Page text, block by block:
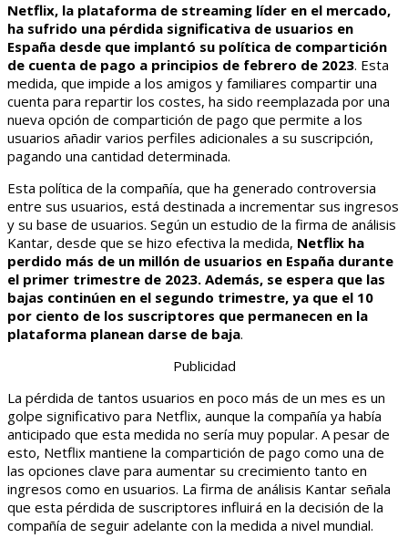
Netflix, la plataforma de streaming líder en el mercado,
ha sufrido una pérdida significativa de usuarios en
España desde que implantó su política de compartición
de cuenta de pago a principios de febrero de 2023. Esta
medida, que impide a los amigos y familiares compartir una
cuenta para repartir los costes, ha sido reemplazada por una
nueva opción de compartición de pago que permite a los
usuarios añadir varios perfiles adicionales a su suscripción,
pagando una cantidad determinada.
Esta política de la compañía, que ha generado controversia
entre sus usuarios, está destinada a incrementar sus ingresos
y su base de usuarios. Según un estudio de la firma de análisis
Kantar, desde que se hizo efectiva la medida, Netflix ha
perdido más de un millón de usuarios en España durante
el primer trimestre de 2023. Además, se espera que las
bajas continúen en el segundo trimestre, ya que el 10
por ciento de los suscriptores que permanecen en la
plataforma planean darse de baja.
Publicidad
La pérdida de tantos usuarios en poco más de un mes es un
golpe significativo para Netflix, aunque la compañía ya había
anticipado que esta medida no sería muy popular. A pesar de
esto, Netflix mantiene la compartición de pago como una de
las opciones clave para aumentar su crecimiento tanto en
ingresos como en usuarios. La firma de análisis Kantar señala
que esta pérdida de suscriptores influirá en la decisión de la
compañía de seguir adelante con la medida a nivel mundial.